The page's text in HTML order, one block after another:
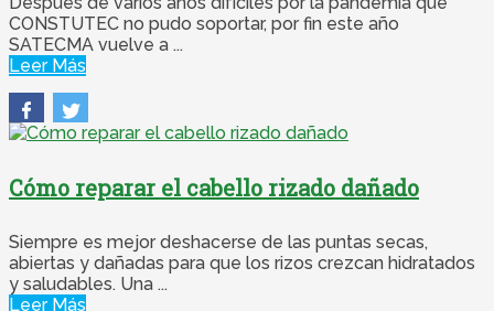
CONSTUTEC no pudo soportar, por fin este año
SATECMA vuelve a ...
Leer Más
Cómo reparar el cabello rizado dañado
Siempre es mejor deshacerse de las puntas secas,
abiertas y dañadas para que los rizos crezcan hidratados
y saludables. Una ...
Leer Más